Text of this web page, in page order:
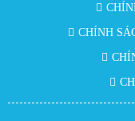
CHÍNH